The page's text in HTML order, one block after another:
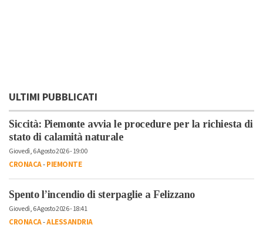
ULTIMI PUBBLICATI
Siccità: Piemonte avvia le procedure per la richiesta di
stato di calamità naturale
Giovedì, 6 Agosto 2026 - 19:00
CRONACA-PIEMONTE
Spento l’incendio di sterpaglie a Felizzano
Giovedì, 6 Agosto 2026 - 18:41
CRONACA-ALESSANDRIA